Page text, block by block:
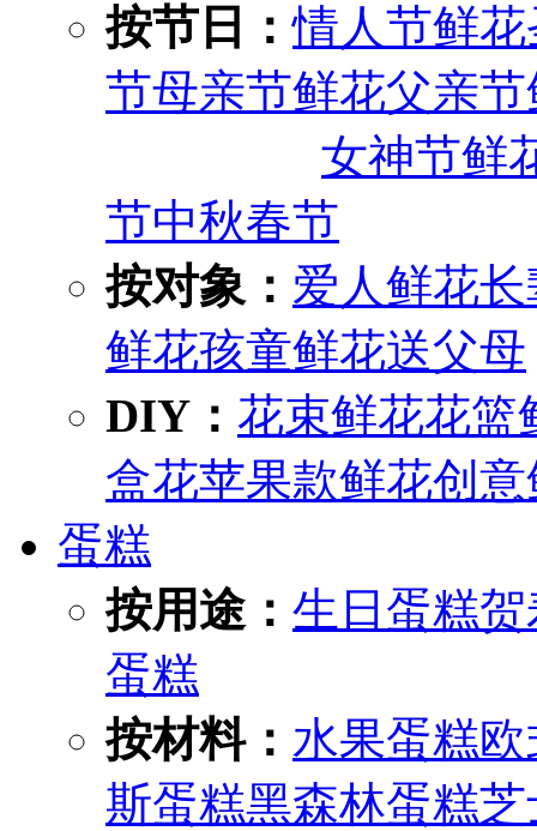
按节日：情人节鲜花
节母亲节鲜花父亲
女神节鲜
节中秋春节
按对象： 爱人鲜花长
鲜花孩童鲜花送父母
DIY： 花束鲜花花篮
盒花苹果款鲜花创
蛋糕
按用途： 生日蛋糕
蛋糕
按材料： 水果蛋糕
斯蛋糕黑森林蛋糕芝